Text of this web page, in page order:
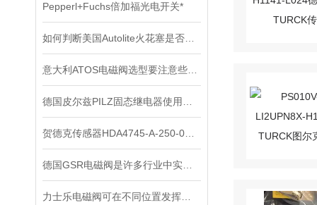
Pepperl+Fuchs倍加福光电开关*